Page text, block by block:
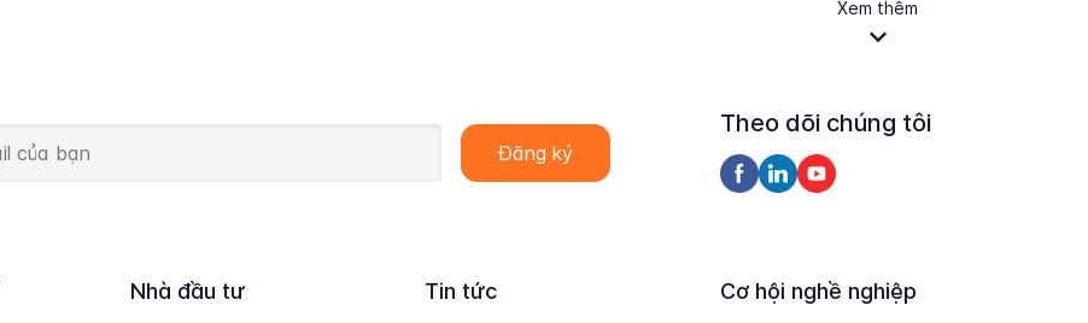
Xem thêm
Theo dõi chúng tôi
Nhà đầu tư Tin tức Cơ hội nghề nghiệp